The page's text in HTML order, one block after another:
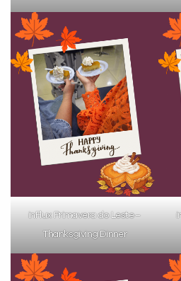
inFlux Primavera do Leste –
Thanksgiving Dinner
VOLTAR